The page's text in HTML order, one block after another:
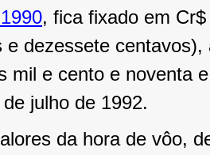
, fica fixado em
e dezessete
mil e cento e noventa
julho de 1992.
da hora de vôo,